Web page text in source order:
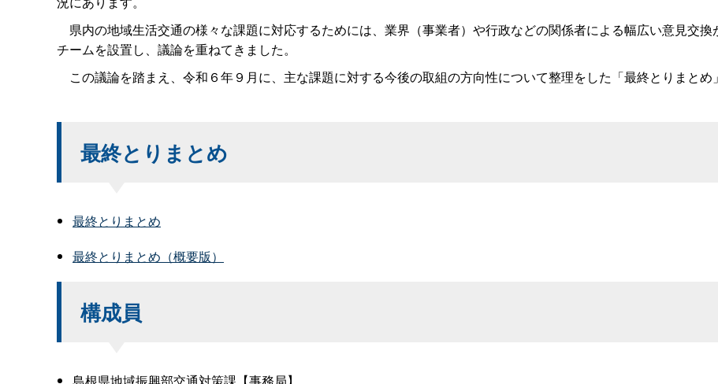
県内の地域生活交通の様々な課題に対応するためには、業界（事業者）や行政などの関係者による幅広い意見交
チームを設置し、議論を重ねてきました。
この議論を踏まえ、令和６年９月に、主な課題に対する今後の取組の方向性について整理をした「最終とりまとめ
最終とりまとめ
最終とりまとめ
最終とりまとめ（概要版）
構成員
島根県地域振興部交通対策課【事務局】